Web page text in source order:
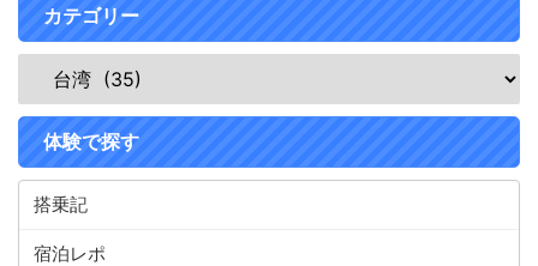
カテゴリー
体験で探す
搭乗記
宿泊レポ